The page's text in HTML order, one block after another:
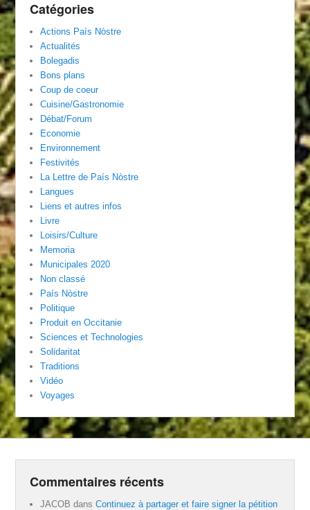
Catégories
Actions País Nòstre
Actualités
Bolegadis
Bons plans
Coup de coeur
Cuisine/Gastronomie
Débat/Forum
Economie
Environnement
Festivités
La Lettre de País Nòstre
Langues
Liens et autres infos
Livre
Loisirs/Culture
Memoria
Municipales 2020
Non classé
País Nòstre
Politique
Produit en Occitanie
Sciences et Technologies
Solidaritat
Traditions
Vidéo
Voyages
Commentaires récents
JACOB dansContinuez à partager et faire signer la pétition